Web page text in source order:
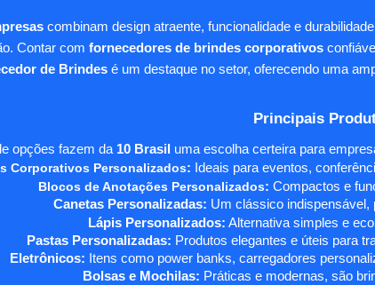
combinam design atraente, funcionalidade e
Contar com fornecedores de brindes corporativos
de Brindesé um destaque no setor, oferecendo uma
Principais
opções fazem da 10 Brasil uma escolha certeira para
Corporativos Personalizados: Ideais para eventos,
Blocos de Anotações Personalizados: Compactos e
Canetas Personalizadas: Um clássico indispensável,
Lápis Personalizados: Alternativa simples e
Pastas Personalizadas: Produtos elegantes e úteis para
Eletrônicos: Itens como power banks, carregadores
Bolsas e Mochilas: Práticas e modernas, são